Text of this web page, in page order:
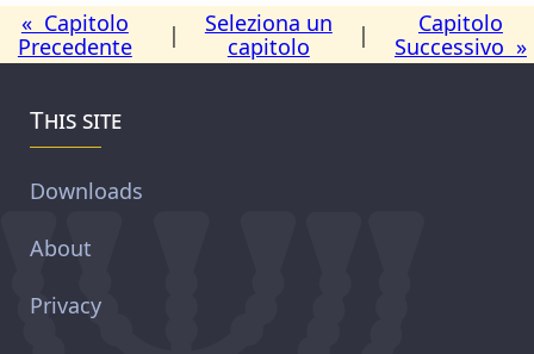
« Capitolo
Precedente
|
Seleziona un
capitolo
|
Capitolo
Successivo »
This site
Downloads
About
Privacy